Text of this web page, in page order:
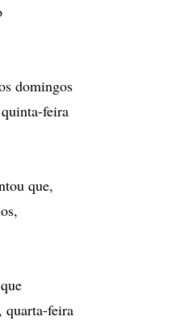
domingos
feira
que,
quarta-feira